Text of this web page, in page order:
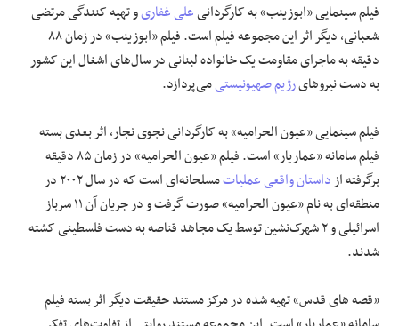
فیلم سینمایی «ابوزینب» به کارگردانیعلی غفاریو تهیه کنندگی مرتضی
شعبانی، دیگر اثر این مجموعه فیلم است. فیلم «ابوزینب» در زمان ۸۸
دقیقه به ماجرای مقاومت یک خانواده لبنانی در سال‌های اشغال این کشور
به دست نیروهایرژیم صهیونیستیمی‌پردازد.
فیلم سینمایی «عیون الحرامیه» به کارگردانی نجوی نجار، اثر بعدی بسته
فیلم سامانه «عماریار» است. فیلم «عیون الحرامیه» در زمان ۸۵ دقیقه
برگرفته ازداستان واقعیعملیات
مسلحانه‌ای است که در سال ۲۰۰۲ در
منطقه‌ای به نام «عیون الحرامیه» صورت گرفت و در جریان آن ۱۱ سرباز
اسرائیلی و ۲ شهرک‌نشین توسط یک مجاهد قناصه‌ به دست فلسطینی کشته
شدند.
«قصه های قدس» تهیه شده در مرکز مستند حقیقت دیگر اثر بسته فیلم